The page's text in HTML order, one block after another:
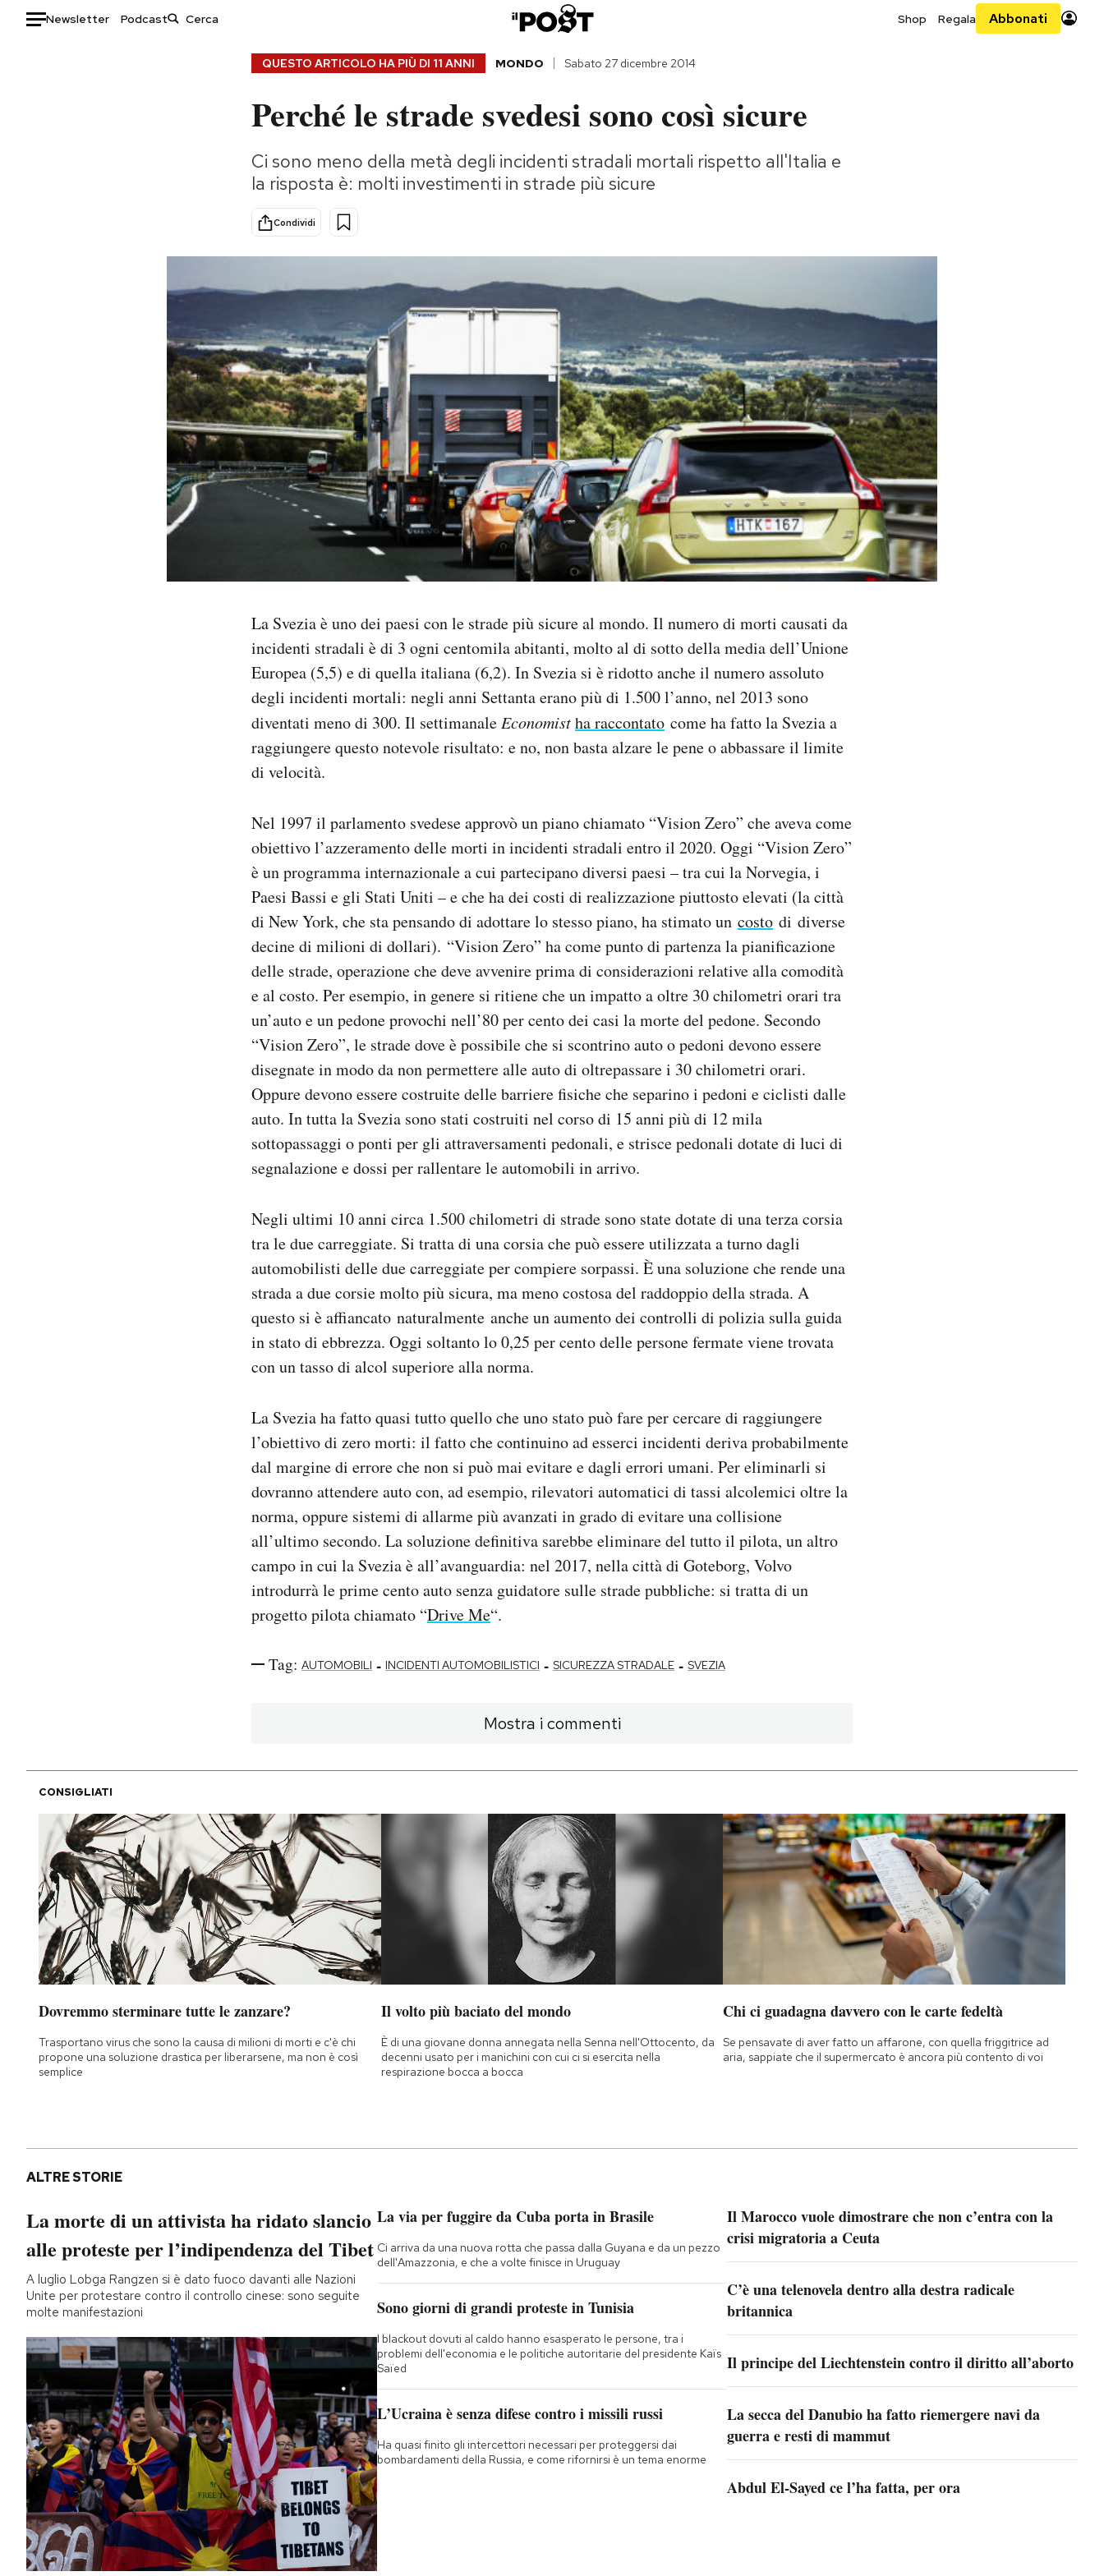
Newsletter Podcast Shop Regala Abbonati
Consumismi
Storie/Idee
Ok Boomer!
Media
Mondiali calcio 2026
QUESTO ARTICOLO HA PIÙ DI 11 ANNI MONDO Sabato 27 dicembre 2014
Perché le strade svedesi sono così sicure
Ci sono meno della metà degli incidenti stradali mortali rispetto all'Italia e
la risposta è: molti investimenti in strade più sicure
Condividi
La Svezia è uno dei paesi con le strade più sicure al mondo. Il numero di morti causati da
incidenti stradali è di 3 ogni centomila abitanti, molto al di sotto della media dell’Unione
Europea (5,5) e di quella italiana (6,2). In Svezia si è ridotto anche il numero assoluto
degli incidenti mortali: negli anni Settanta erano più di 1.500 l’anno, nel 2013 sono
diventati meno di 300. Il settimanale Economistha raccontato come ha fatto la Svezia a
raggiungere questo notevole risultato: e no, non basta alzare le pene o abbassare il limite
di velocità.
Nel 1997 il parlamento svedese approvò un piano chiamato “Vision Zero” che aveva come
obiettivo l’azzeramento delle morti in incidenti stradali entro il 2020. Oggi “Vision Zero”
è un programma internazionale a cui partecipano diversi paesi – tra cui la Norvegia, i
Paesi Bassi e gli Stati Uniti – e che ha dei costi di realizzazione piuttosto elevati (la città
di New York, che sta pensando di adottare lo stesso piano, ha stimato un costo di diverse
decine di milioni di dollari). “Vision Zero” ha come punto di partenza la pianificazione
delle strade, operazione che deve avvenire prima di considerazioni relative alla comodità
e al costo. Per esempio, in genere si ritiene che un impatto a oltre 30 chilometri orari tra
un’auto e un pedone provochi nell’80 per cento dei casi la morte del pedone. Secondo
“Vision Zero”, le strade dove è possibile che si scontrino auto o pedoni devono essere
disegnate in modo da non permettere alle auto di oltrepassare i 30 chilometri orari.
Oppure devono essere costruite delle barriere fisiche che separino i pedoni e ciclisti dalle
auto. In tutta la Svezia sono stati costruiti nel corso di 15 anni più di 12 mila
sottopassaggi o ponti per gli attraversamenti pedonali, e strisce pedonali dotate di luci di
segnalazione e dossi per rallentare le automobili in arrivo.
Negli ultimi 10 anni circa 1.500 chilometri di strade sono state dotate di una terza corsia
tra le due carreggiate. Si tratta di una corsia che può essere utilizzata a turno dagli
automobilisti delle due carreggiate per compiere sorpassi. È una soluzione che rende una
strada a due corsie molto più sicura, ma meno costosa del raddoppio della strada. A
questo si è affiancato naturalmente anche un aumento dei controlli di polizia sulla guida
in stato di ebbrezza. Oggi soltanto lo 0,25 per cento delle persone fermate viene trovata
con un tasso di alcol superiore alla norma.
La Svezia ha fatto quasi tutto quello che uno stato può fare per cercare di raggiungere
l’obiettivo di zero morti: il fatto che continuino ad esserci incidenti deriva probabilmente
dal margine di errore che non si può mai evitare e dagli errori umani. Per eliminarli si
dovranno attendere auto con, ad esempio, rilevatori automatici di tassi alcolemici oltre la
norma, oppure sistemi di allarme più avanzati in grado di evitare una collisione
all’ultimo secondo. La soluzione definitiva sarebbe eliminare del tutto il pilota, un altro
campo in cui la Svezia è all’avanguardia: nel 2017, nella città di Goteborg, Volvo
introdurrà le prime cento auto senza guidatore sulle strade pubbliche: si tratta di un
progetto pilota chiamato “Drive Me“.
Tag: AUTOMOBILI - INCIDENTI AUTOMOBILISTICI - SICUREZZA STRADALE - SVEZIA
Mostra i commenti
CONSIGLIATI
Dovremmo sterminare tutte le zanzare?
Trasportano virus che sono la causa di milioni di morti e c'è chi
propone una soluzione drastica per liberarsene, ma non è così
semplice
Il volto più baciato del mondo
È di una giovane donna annegata nella Senna nell'Ottocento, da
decenni usato per i manichini con cui ci si esercita nella
respirazione bocca a bocca
Chi ci guadagna davvero con le carte fedeltà
Se pensavate di aver fatto un affarone, con quella friggitrice ad
aria, sappiate che il supermercato è ancora più contento di voi
ALTRE STORIE
La morte di un attivista ha ridato slancio
alle proteste per l’indipendenza del Tibet
A luglio Lobga Rangzen si è dato fuoco davanti alle Nazioni
Unite per protestare contro il controllo cinese: sono seguite
molte manifestazioni
La via per fuggire da Cuba porta in Brasile
Ci arriva da una nuova rotta che passa dalla Guyana e da un pezzo
dell'Amazzonia, e che a volte finisce in Uruguay
Sono giorni di grandi proteste in Tunisia
I blackout dovuti al caldo hanno esasperato le persone, tra i
problemi dell'economia e le politiche autoritarie del presidente Kaïs
Saïed
L’Ucraina è senza difese contro i missili russi
Ha quasi finito gli intercettori necessari per proteggersi dai
bombardamenti della Russia, e come rifornirsi è un tema enorme
Il Marocco vuole dimostrare che non c’entra con la
crisi migratoria a Ceuta
C’è una telenovela dentro alla destra radicale
britannica
Il principe del Liechtenstein contro il diritto all’aborto
La secca del Danubio ha fatto riemergere navi da
guerra e resti di mammut
Abdul El-Sayed ce l’ha fatta, per ora